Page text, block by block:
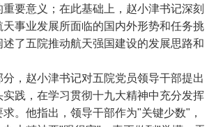
要意义；在此基础上，赵小津书记深刻
事业发展所面临的国内外形势和任务挑
了五院推动航天强国建设的发展思路和
，赵小津书记对五院党员领导干部提出
实践，在学习贯彻十九大精神中充分发挥
。他指出，领导干部作为"关键少数" ，